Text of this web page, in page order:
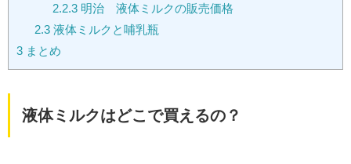
2.2.3明治 液体ミルクの販売価格
2.3液体ミルクと哺乳瓶
3 まとめ
液体ミルクはどこで買えるの？